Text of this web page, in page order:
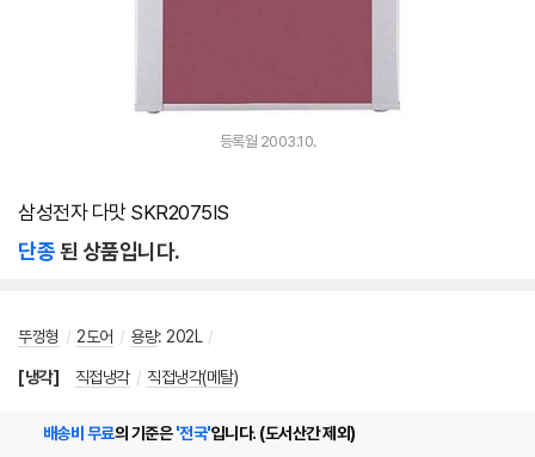
등록월 2003.10.
삼성전자 다맛 SKR2075IS
단종된 상품입니다.
뚜껑형 / 2도어 / 용량: 202L /
[냉각] 직접냉각 / 직접냉각(메탈)
배송비 무료의 기준은'전국'입니다. (도서산간 제외)